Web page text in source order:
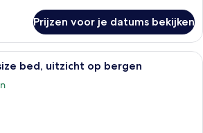
Prijzen voor je datums bekijken
Een hotelkamer met een groot bed,
bed, uitzicht op bergen